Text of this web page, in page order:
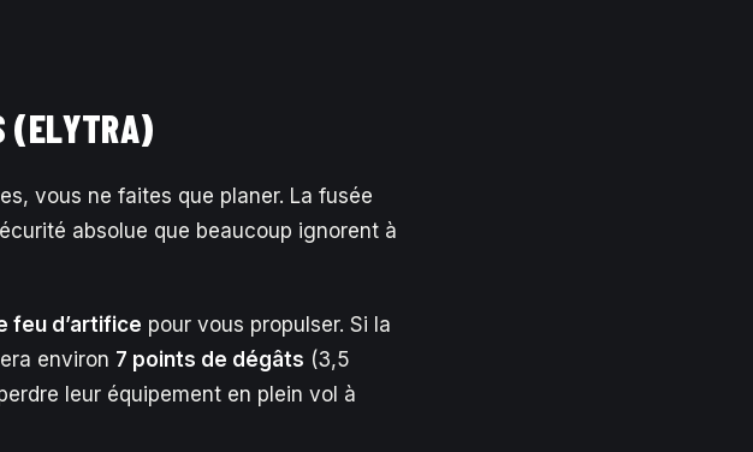
(ELYTRA)
vous ne faites que planer. La fusée
absolue que beaucoup ignorent à
feu d’artifice pour vous propulser. Si la
environ 7 points de dégâts (3,5
leur équipement en plein vol à